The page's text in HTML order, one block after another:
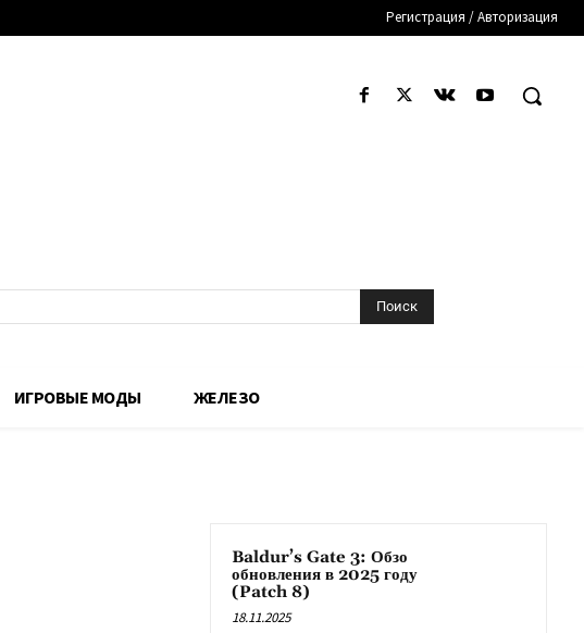
Регистрация / Авторизация
Поиск
ИГРОВЫЕ МОДЫ ЖЕЛЕЗО
Baldur’s Gate 3: Обзо
обновления в 2025 году
(Patch 8)
18.11.2025